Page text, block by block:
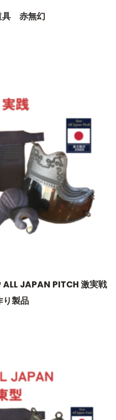
具 赤無幻
JAPAN PITCH 激実戦
り製品